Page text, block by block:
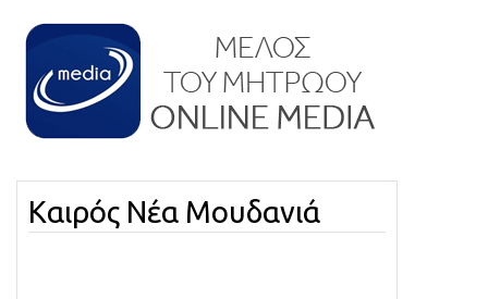
Καιρός Νέα Μουδανιά